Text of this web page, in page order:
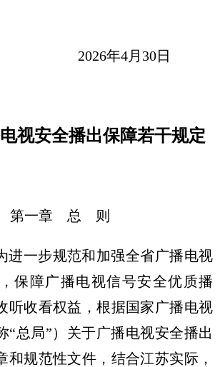
年4月30日
视安全播出保障若干规定
第一章 总 则
一步规范和加强全省广播电视
保障广播电视信号安全优质播
听收看权益，根据国家广播电视
“总局”）关于广播电视安全播出
和规范性文件，结合江苏实际，